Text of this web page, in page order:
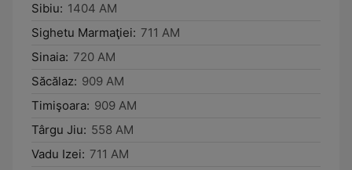
Sibiu: 1404 AM
Sighetu Marmaţiei: 711 AM
Sinaia: 720 AM
Săcălaz: 909 AM
Timişoara: 909 AM
Târgu Jiu: 558 AM
Vadu Izei: 711 AM